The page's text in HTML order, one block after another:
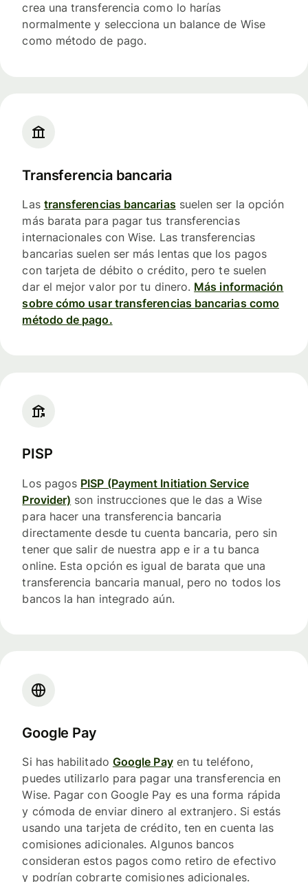
crea una transferencia como lo harías
normalmente y selecciona un balance de Wise
como método de pago.
Transferencia bancaria
Las transferencias bancariassuelen ser la opción
más barata para pagar tus transferencias
internacionales con Wise. Las transferencias
bancarias suelen ser más lentas que los pagos
con tarjeta de débito o crédito, pero te suelen
dar el mejor valor por tu dinero. Más información
sobre cómo usar transferencias bancarias como
método de pago.
PISP
Los pagos PISP (Payment Initiation Service
Provider) son instrucciones que le das a Wise
para hacer una transferencia bancaria
directamente desde tu cuenta bancaria, pero sin
tener que salir de nuestra app e ir a tu banca
online. Esta opción es igual de barata que una
transferencia bancaria manual, pero no todos los
bancos la han integrado aún.
Google Pay
Si has habilitado Google Payen tu teléfono,
puedes utilizarlo para pagar una transferencia en
Wise. Pagar con Google Pay es una forma rápida
y cómoda de enviar dinero al extranjero. Si estás
usando una tarjeta de crédito, ten en cuenta las
comisiones adicionales. Algunos bancos
consideran estos pagos como retiro de efectivo
y podrían cobrarte comisiones adicionales.